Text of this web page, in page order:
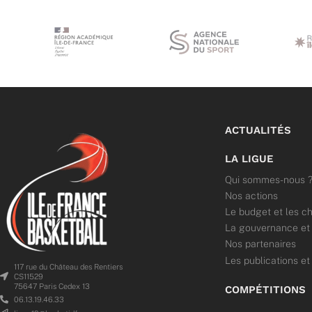
117 rue du Château des Rentiers
CS11529
75647 Paris Cedex 13
06.13.19.46.33
ACTUALITÉS
LA LIGUE
Qui sommes-nous ?
Nos actions
Le budget et les
La gouvernance et
Nos partenaires
Les publications
COMPÉTITIONS